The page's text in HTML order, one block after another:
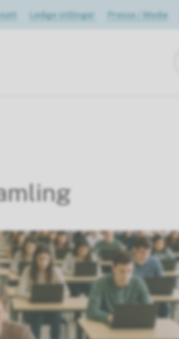
Ledige stillinger Presse / Media